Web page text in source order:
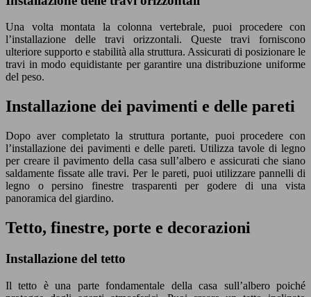
Una volta montata la colonna vertebrale, puoi procedere con
l’installazione delle travi orizzontali. Queste travi forniscono
ulteriore supporto e stabilità alla struttura. Assicurati di posizionare le
travi in modo equidistante per garantire una distribuzione uniforme
del peso.
Installazione dei pavimenti e delle pareti
Dopo aver completato la struttura portante, puoi procedere con
l’installazione dei pavimenti e delle pareti. Utilizza tavole di legno
per creare il pavimento della casa sull’albero e assicurati che siano
saldamente fissate alle travi. Per le pareti, puoi utilizzare pannelli di
legno o persino finestre trasparenti per godere di una vista
panoramica del giardino.
Tetto, finestre, porte e decorazioni
Installazione del tetto
Il tetto è una parte fondamentale della casa sull’albero poiché